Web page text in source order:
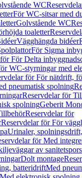
WC
För WC-sitsar med
Golvstående WC
toaletter
Vägghängda bidéer
För Sigma
För Delta
WC-styrningar med
för För nätdrift,
pneumatisk spolning
Reservdelar för
spolningGeberit
Reservdelar för
Reservdelar för För
Urinaler,
för Med
av
Dolt montage
batteridriftMed